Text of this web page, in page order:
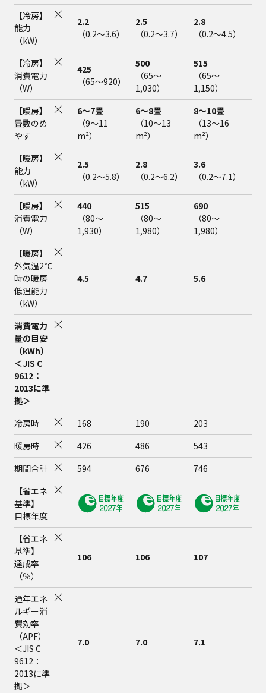
【冷房】
能力
（kW）
2.2
（0.2～3.6）
2.5
（0.2～3.7）
2.8
（0.2～4.5）
【冷房】
消費電力
（W）
425
（65～920）
500
（65～
1,030）
515
（65～
1,150）
【暖房】
畳数のめ
やす
6～7畳
（9～11
m²）
6～8畳
（10～13
m²）
8～10畳
（13～16
m²）
【暖房】
能力
（kW）
2.5
（0.2～5.8）
2.8
（0.2～6.2）
3.6
（0.2～7.1）
【暖房】
消費電力
（W）
440
（80～
1,930）
515
（80～
1,980）
690
（80～
1,980）
【暖房】
外気温2℃
時の暖房
低温能力
（kW）
4.5 4.7 5.6
消費電力
量の目安
（kWh）
＜JIS C
9612：
2013に準
拠＞
冷房時
168 190 203
暖房時
426 486 543
期間合計
594 676 746
【省エネ
基準】
目標年度
【省エネ
基準】
達成率
（％）
106 106 107
通年エネ
ルギー消
費効率
（APF）
＜JIS C
9612：
2013に準
拠＞
7.0 7.0 7.1